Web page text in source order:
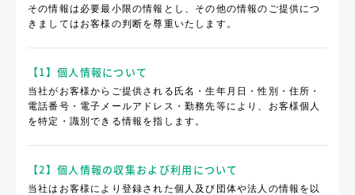
その情報は必要最小限の情報とし、その他の情報のご提供につ
きましてはお客様の判断を尊重いたします。
【1】個人情報について
当社がお客様からご提供される氏名・生年月日・性別・住所・
電話番号・電子メールアドレス・勤務先等により、お客様個人
を特定・識別できる情報を指します。
【2】個人情報の収集および利用について
当社はお客様により登録された個人及び団体や法人の情報を以